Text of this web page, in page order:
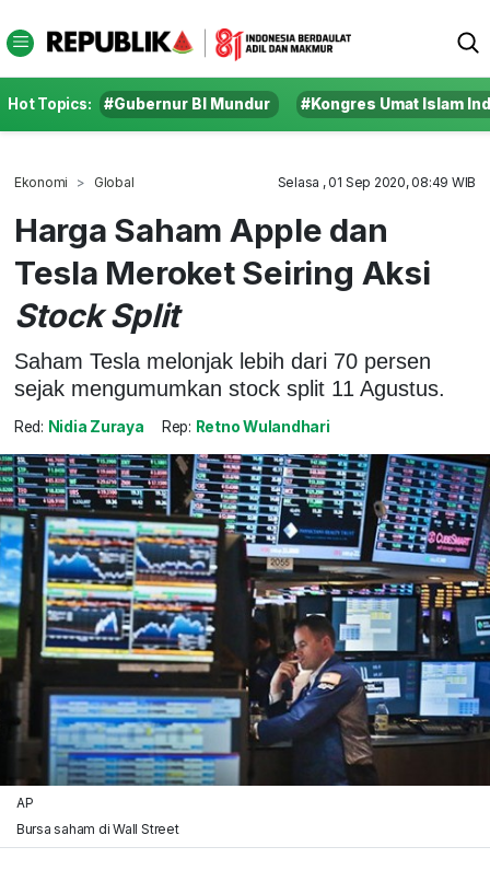
Hot Topics: #Gubernur BI Mundur #Kongres Umat Islam
Ekonomi Global Selasa , 01 Sep 2020, 08:49 WIB
Harga Saham Apple dan
Tesla Meroket Seiring Aksi
Stock Split
Saham Tesla melonjak lebih dari 70 persen
sejak mengumumkan stock split 11 Agustus.
Red: Nidia Zuraya Rep: Retno Wulandhari
AP
Bursa saham di Wall Street